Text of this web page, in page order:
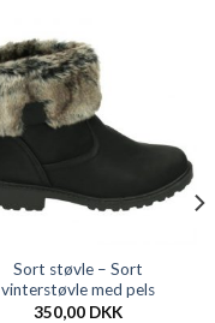
Sort støvle – Sort
vinterstøvle med pels
350,00 DKK